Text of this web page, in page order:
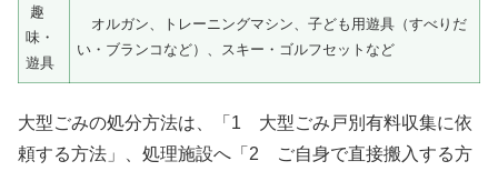
趣
味・
遊具
オルガン、トレーニングマシン、子ども用遊具（すべりだ
い・ブランコなど）、スキー・ゴルフセットなど
大型ごみの処分方法は、「1 大型ごみ戸別有料収集に依
頼する方法」、処理施設へ「2 ご自身で直接搬入する方